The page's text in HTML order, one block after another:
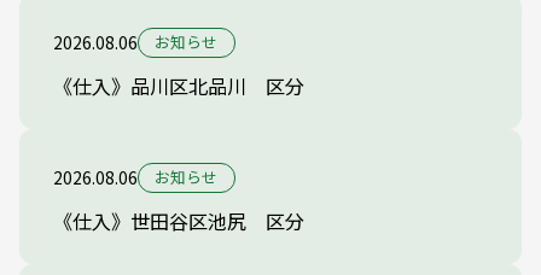
2026.08.06 お知らせ
《仕入》品川区北品川 区分
2026.08.06 お知らせ
《仕入》世田谷区池尻 区分